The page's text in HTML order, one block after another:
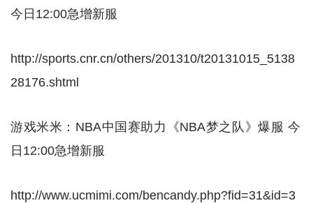
今日12:00急增新服
http://sports.cnr.cn/others/201310/t20131015_5138
28176.shtml
游戏米米：NBA中国赛助力《NBA梦之队》爆服 今
日12:00急增新服
http://www.ucmimi.com/bencandy.php?fid=31&id=3